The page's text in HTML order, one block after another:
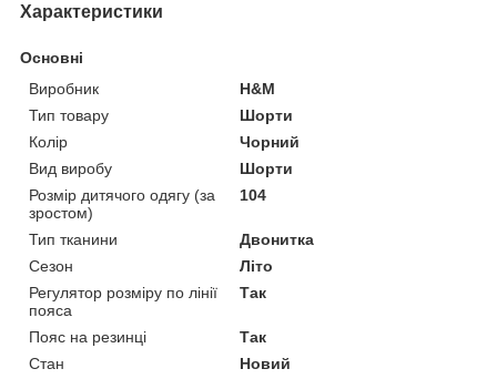
Характеристики
Основні
Виробник
H&M
Тип товару
Шорти
Колір
Чорний
Вид виробу
Шорти
Розмір дитячого одягу (за
зростом)
104
Тип тканини
Двонитка
Сезон
Літо
Регулятор розміру по лінії
пояса
Так
Пояс на резинці
Так
Стан
Новий